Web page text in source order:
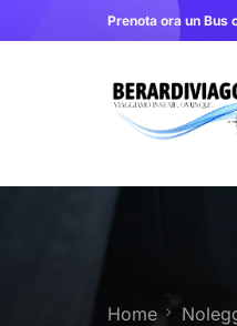
Prenota ora un Bus
Home